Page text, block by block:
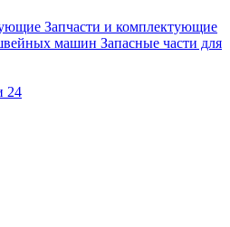
Запчасти и комплектующие
машин Запасные части для
24